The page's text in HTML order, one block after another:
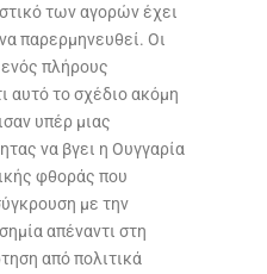
των αγορών έχει
παρερμηνευθεί. Οι
πλήρους
αυτό το σχέδιο ακόμη
υπέρ μιας
να βγει η Ουγγαρία
φθοράς που
με την
απέναντι στη
από πολιτικά